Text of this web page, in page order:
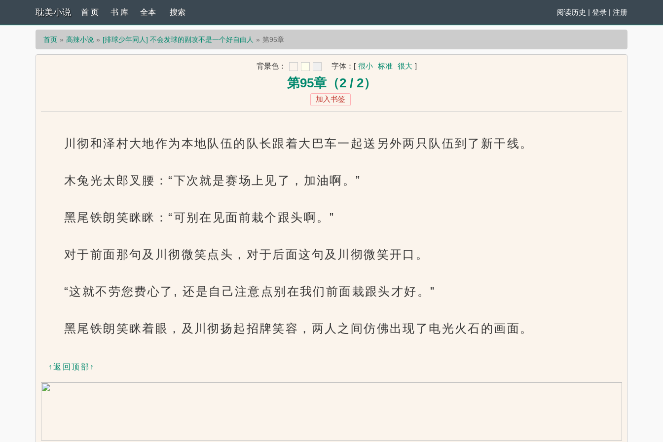
耽美小说 阅读历史 | 登录 | 注册
首 页 书 库 全本 搜索
首页 高辣小说 [排球少年同人] 不会发球的副攻不是一个好自由人 第95章
背景色： 字体： [ 很小 标准 很大 ]
第95章（2 / 2）
加入书签
川彻和泽村大地作为本地队伍的队长跟着大巴车一起送另外两只队伍到了新干线。
木兔光太郎叉腰：“下次就是赛场上见了，加油啊。”
黑尾铁朗笑眯眯：“可别在见面前栽个跟头啊。”
对于前面那句及川彻微笑点头，对于后面这句及川彻微笑开口。
“这就不劳您费心了, 还是自己注意点别在我们前面栽跟头才好。”
黑尾铁朗笑眯着眼，及川彻扬起招牌笑容，两人之间仿佛出现了电光火石的画面。
↑返回顶部↑